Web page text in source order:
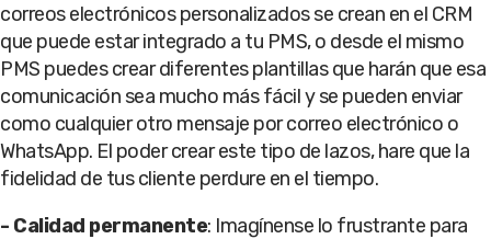
correos electrónicos personalizados se crean en el CRM
que puede estar integrado a tu PMS, o desde el mismo
PMS puedes crear diferentes plantillas que harán que esa
comunicación sea mucho más fácil y se pueden enviar
como cualquier otro mensaje por correo electrónico o
WhatsApp. El poder crear este tipo de lazos, hare que la
fidelidad de tus cliente perdure en el tiempo.
- Calidad permanente: Imagínense lo frustrante para